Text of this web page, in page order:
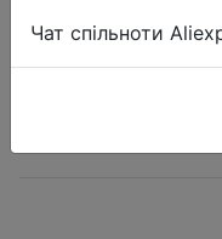
Poverbank
Чат спільноти